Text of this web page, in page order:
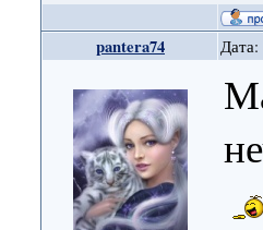
pantera74